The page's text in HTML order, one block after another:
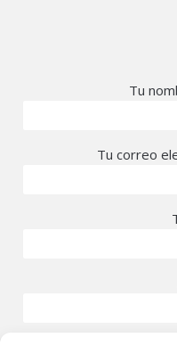
Tu
Tu correo